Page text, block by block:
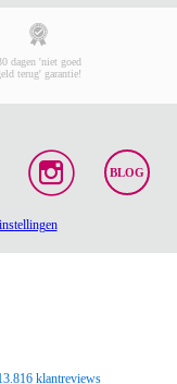
dagen 'niet goed
terug' garantie!
BLOG
klantreviews